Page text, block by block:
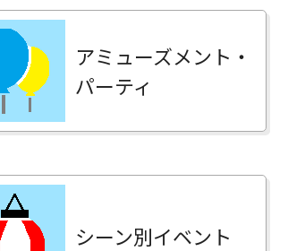
アミューズメント・
パーティ
シーン別イベント